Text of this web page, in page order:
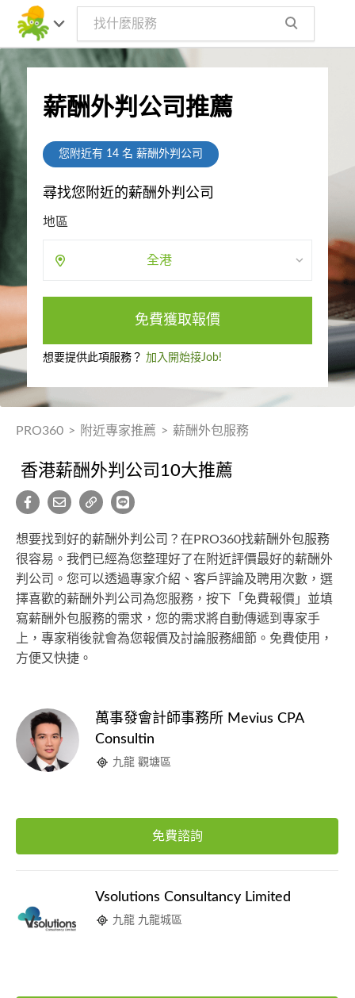
薪酬外判公司推薦
您附近有 14名 薪酬外判公司
尋找您附近的薪酬外判公司
地區
全港
免費獲取報價
想要提供此項服務？ 加入開始接Job!
PRO360 > 附近專家推薦 > 薪酬外包服務
香港薪酬外判公司10大推薦
想要找到好的薪酬外判公司？在PRO360找薪酬外包服務
很容易。我們已經為您整理好了在附近評價最好的薪酬外
判公司。您可以透過專家介紹、客戶評論及聘用次數，選
擇喜歡的薪酬外判公司為您服務，按下「免費報價」並填
寫薪酬外包服務的需求，您的需求將自動傳遞到專家手
上，專家稍後就會為您報價及討論服務細節。免費使用，
方便又快捷。
萬事發會計師事務所 Mevius CPA
Consultin
九龍 觀塘區
免費諮詢
Vsolutions Consultancy Limited
九龍 九龍城區